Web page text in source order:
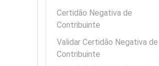
Certidão Negativa de
Contribuinte
Validar Certidão Negativa de
Contribuinte